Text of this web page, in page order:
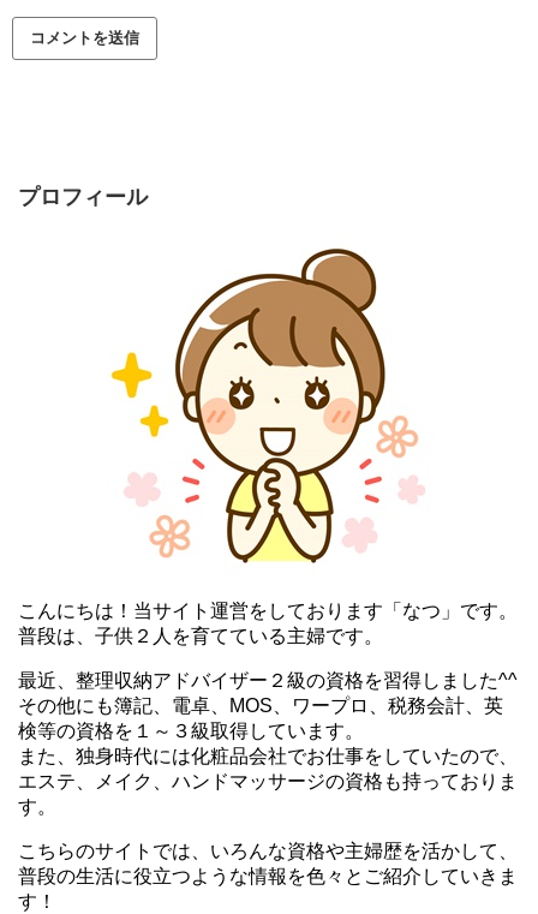
プロフィール
こんにちは！当サイト運営をしております「なつ」です。
普段は、子供２人を育てている主婦です。
最近、整理収納アドバイザー２級の資格を習得しました^^
その他にも簿記、電卓、MOS、ワープロ、税務会計、英
検等の資格を１～３級取得しています。
また、独身時代には化粧品会社でお仕事をしていたので、
エステ、メイク、ハンドマッサージの資格も持っておりま
す。
こちらのサイトでは、いろんな資格や主婦歴を活かして、
普段の生活に役立つような情報を色々とご紹介していきま
す！